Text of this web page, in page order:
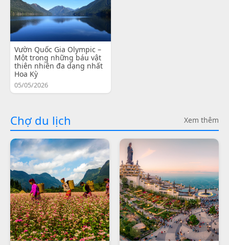
Vườn Quốc Gia Olympic –
Một trong những báu vật
thiên nhiên đa dạng nhất
Hoa Kỳ
05/05/2026
Chợ du lịch Xem thêm